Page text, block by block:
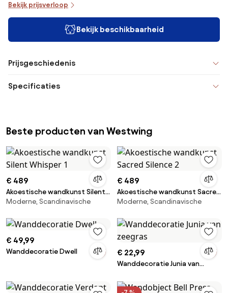
Bekijk prijsverloop
Bekijk beschikbaarheid
Prijsgeschiedenis
Specificaties
Beste producten van Westwing
€ 489
Akoestische wandkunst Silent
Whisper 1
Moderne, Scandinavische
€ 489
Akoestische wandkunst Sacred
Silence 2
Moderne, Scandinavische
€ 49,99
Wanddecoratie Dwell € 22,99
Wanddecoratie Junia van